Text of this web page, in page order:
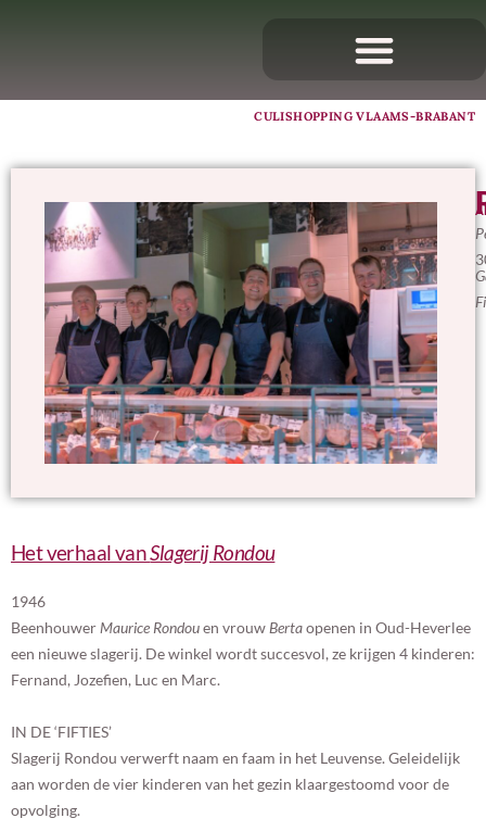
CULISHOPPING VLAAMS-BRABANT
Het verhaal vanSlagerij Rondou
1946
Beenhouwer Maurice Rondouen vrouw Bertaopenen in Oud-Heverlee
een nieuwe slagerij. De winkel wordt succesvol, ze krijgen 4 kinderen:
Fernand, Jozefien, Luc en Marc.
IN DE ‘FIFTIES’
Slagerij Rondou verwerft naam en faam in het Leuvense. Geleidelijk
aan worden de vier kinderen van het gezin klaargestoomd voor de
opvolging.